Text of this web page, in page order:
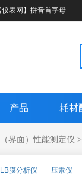
表网】拼音首字母
产品 耗材
界面）性能测定仪 >
LB膜分析仪 压汞仪